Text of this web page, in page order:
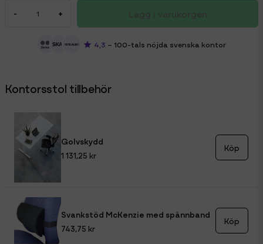
- +
4,3 – 100-tals nöjda svenska kontor
Kontorsstol tillbehör
Golvskydd
1 131,25 kr
Köp
Svankstöd McKenzie med spännband
743,75 kr
Köp